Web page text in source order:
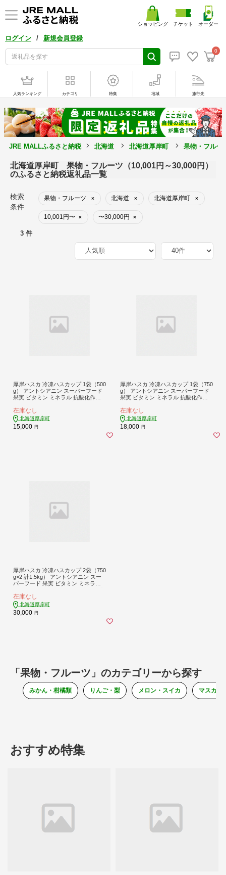
ログイン / 新規会員登録
0
ショッピング チケット オーダー
人気ランキング カテゴリ 特集 地域 旅行先
JRE MALLふるさと納税 北海道 北海道厚岸町 果物・フルー
北海道厚岸町 果物・フルーツ（10,001円～30,000円）
のふるさと納税返礼品一覧
検索
条件
果物・フルーツ × 北海道 × 北海道厚岸町 ×
10,001円〜 × 〜30,000円 ×
3 件
厚岸ハスカ 冷凍ハスカップ 1袋（500
g） アントシアニン スーパーフード
果実 ビタミン ミネラル 抗酸化作用
在庫なし
北海道厚岸町
15,000 円
厚岸ハスカ 冷凍ハスカップ 1袋（750
g） アントシアニン スーパーフード
果実 ビタミン ミネラル 抗酸化作用
在庫なし
北海道厚岸町
18,000 円
厚岸ハスカ 冷凍ハスカップ 2袋（750
g×2 計1.5kg） アントシアニン スー
パーフード 果実 ビタミン ミネラル
在庫なし
北海道厚岸町
30,000 円
「果物・フルーツ」のカテゴリーから探す
みかん・柑橘類 りんご・梨 メロン・スイカ マスカッ
おすすめ特集